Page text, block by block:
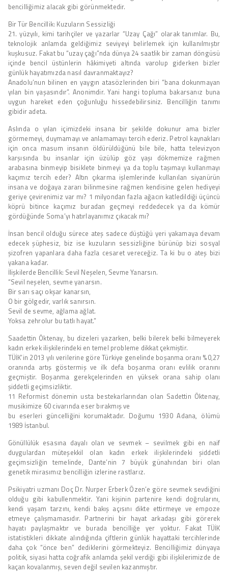
bencilliğimiz alacak gibi görünmektedir.
Bir Tür Bencillik: Kuzuların Sessizliği
21. yüzyılı, kimi tarihçiler ve yazarlar “Uzay Çağı” olarak tanımlar. Bu,
teknolojik anlamda geldiğimiz seviyeyi belirlemek için kullanılmıştır
kuşkusuz. Fakat bu “uzay çağı”nda dünya 24 saatlik bir zaman döngüsü
içinde bencil üstünlerin hâkimiyeti altında varolup giderken bizler
günlük hayatımızda nasıl davranmaktayız?
Anadolu’nun bilinen en yaygın atasözlerinden biri “bana dokunmayan
yılan bin yaşasındır”. Anonimdir. Yani hangi topluma bakarsanız buna
uygun hareket eden çoğunluğu hissedebilirsiniz. Bencilliğin tanımı
gibidir adeta.
Aslında o yılan içimizdeki insana bir şekilde dokunur ama bizler
görmemeyi, duymamayı ve anlamamayı tercih ederiz. Petrol kaynakları
için onca masum insanın öldürüldüğünü bile bile, hatta televizyon
karşısında bu insanlar için üzülüp göz yaşı dökmemize rağmen
arabasına binmeyip bisiklete binmeyi ya da toplu taşımayı kullanmayı
kaçımız tercih eder? Altın çıkarma işlemlerinde kullanılan siyanürün
insana ve doğaya zararı bilinmesine rağmen kendisine gelen hediyeyi
geriye çevirenimiz var mı? 1 milyondan fazla ağacın katledildiği üçüncü
köprü bitince kaçımız buradan geçmeyi reddedecek ya da kömür
gördüğünde Soma’yı hatırlayanımız çıkacak mı?
İnsan bencil olduğu sürece ateş sadece düştüğü yeri yakamaya devam
edecek şüphesiz, biz ise kuzuların sessizliğine bürünüp bizi sosyal
şizofren yapanlara daha fazla cesaret vereceğiz. Ta ki bu o ateş bizi
yakana kadar.
İlişkilerde Bencillik: Sevil Neşelen, Sevme Yanarsın.
“Sevil neşelen, sevme yanarsın.
Bir sarı saçı okşar kanarsın,
O bir gölgedir, varlık sanırsın.
Sevil de sevme, ağlama ağlat.
Yoksa zehrolur bu tatlı hayat.”
Saadettin Öktenay, bu dizeleri yazarken, belki bilerek belki bilmeyerek
kadın erkek ilişkilerindeki en temel probleme dikkat çekmiştir.
TÜİK’in 2013 yılı verilerine göre Türkiye genelinde boşanma oranı %0,27
oranında artış göstermiş ve ilk defa boşanma oranı evlilik oranını
geçmiştir. Boşanma gerekçelerinden en yüksek orana sahip olanı
şiddetli geçimsizliktir.
11 Reformist dönemin usta bestekarlarından olan Sadettin Öktenay,
musikimize 60 civarında eser bırakmış ve
bu eserleri güncelliğini korumaktadır. Doğumu 1930 Adana, ölümü
1989 İstanbul.
Gönüllülük esasına dayalı olan ve sevmek – sevilmek gibi en naif
duygulardan müteşekkil olan kadın erkek ilişkilerindeki şiddetli
geçimsizliğin temelinde, Dante’nin 7 büyük günahından biri olan
genetik mirasımız bencilliğin izlerine rastlarız.
Psikiyatri uzmanı Doç Dr. Nurper Erberk Özen’e göre sevmek sevdiğini
olduğu gibi kabullenmektir. Yani kişinin partenire kendi doğrularını,
kendi yaşam tarzını, kendi bakış açısını dikte ettirmeye ve empoze
etmeye çalışmamasıdır. Partnerini bir hayat arkadaşı gibi görerek
hayatı paylaşmaktır ve burada bencilliğe yer yoktur. Fakat TÜİK
istatistikleri dikkate alındığında çiftlerin günlük hayattaki tercihlerinde
daha çok “önce ben” dediklerini görmekteyiz. Bencilliğimiz dünyaya
politik, siyasi hatta coğrafik anlamda şekil verdiği gibi ilişkilerimizde de
kaçan kovalanmış, seven değil sevilen kazanmıştır.